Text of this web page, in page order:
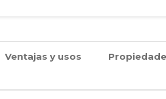
Ventajas y usos